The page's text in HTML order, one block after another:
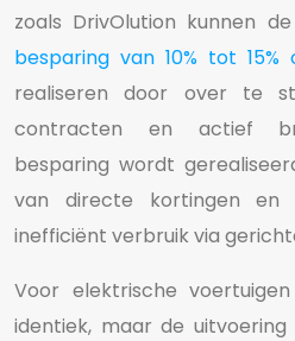
zoals DrivOlution kunnen
besparing van 10% tot
realiseren door over te
contracten en actief
besparing wordt
van directe kortingen en
inefficiënt verbruik via
Voor elektrische
identiek, maar de